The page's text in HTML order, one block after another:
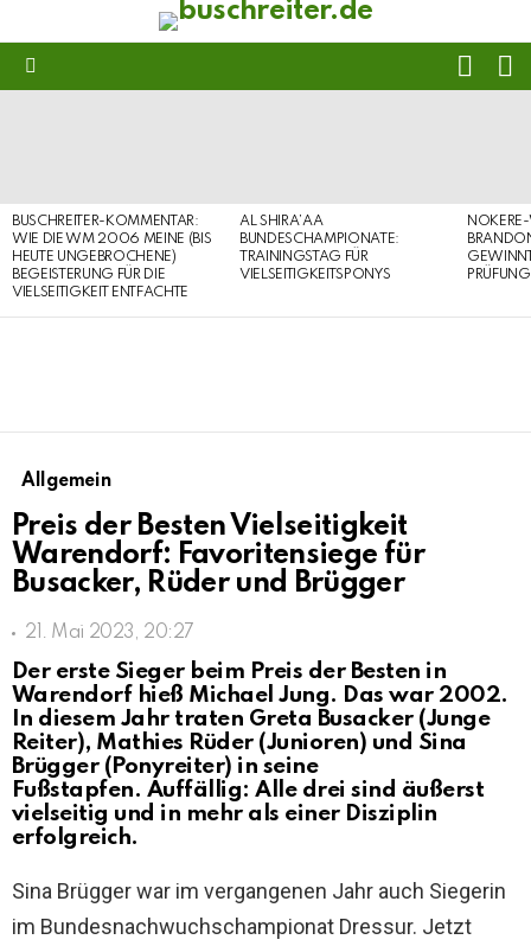
BUSCHREITER-KOMMENTAR:
WIE DIE WM 2006 MEINE (BIS
HEUTE UNGEBROCHENE)
BEGEISTERUNG FÜR DIE
VIELSEITIGKEIT ENTFACHTE
AL SHIRA’AA
BUNDESCHAMPIONATE:
TRAININGSTAG FÜR
VIELSEITIGKEITSPONYS
PRÜFUNG
Allgemein
Preis der Besten Vielseitigkeit
Warendorf: Favoritensiege für
Busacker, Rüder und Brügger
21. Mai 2023, 20:27
Der erste Sieger beim Preis der Besten in
Warendorf hieß Michael Jung. Das war 2002.
In diesem Jahr traten Greta Busacker (Junge
Reiter), Mathies Rüder (Junioren) und Sina
Brügger (Ponyreiter) in seine
Fußstapfen. Auffällig: Alle drei sind äußerst
vielseitig und in mehr als einer Disziplin
erfolgreich.
Sina Brügger war im vergangenen Jahr auch Siegerin
im Bundesnachwuchschampionat Dressur. Jetzt